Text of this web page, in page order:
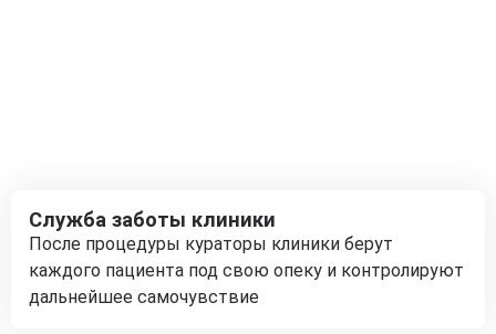
Служба заботы клиники
После процедуры кураторы клиники берут
каждого пациента под свою опеку и контролируют
дальнейшее самочувствие